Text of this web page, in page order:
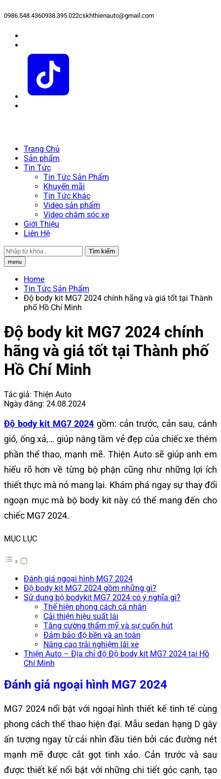
0986.548.4360938.395.022cskhthienauto@gmail.com
Trang Chủ
Sản phẩm
Tin Tức
Tin Tức Sản Phẩm
Khuyến mãi
Tin Tức Khác
Video sản phẩm
Video chăm sóc xe
Giới Thiệu
Liên Hệ
Tìm kiếm
menu
Home
Tin Tức Sản Phẩm
Độ body kit MG7 2024 chính hãng và giá tốt tại Thành
phố Hồ Chí Minh
Độ body kit MG7 2024 chính
hãng và giá tốt tại Thành phố
Hồ Chí Minh
Tác giả: Thiện Auto
Ngày đăng: 24.08.2024
Độ body kit MG7 2024 gồm: cản trước, cản sau, cánh
gió, ống xả,… giúp nâng tầm vẻ đẹp của chiếc xe thêm
phần thể thao, mạnh mẽ. Thiện Auto sẽ giúp anh em
hiểu rõ hơn về từng bộ phận cũng như những lợi ích
thiết thực mà nó mang lại. Khám phá ngay sự thay đổi
ngoạn mục mà bộ body kit này có thể mang đến cho
chiếc MG7 2024.
MỤC LỤC
Đánh giá ngoại hình MG7 2024
Độ body kit MG7 2024 gồm những gì?
Sử dụng bộ bodykit MG7 2024 có ý nghĩa gì?
Thể hiện phong cách cá nhân
Cải thiện hiệu suất lái
Tăng cường thẩm mỹ và sự cuốn hút
Đảm bảo độ bền và an toàn
Nâng cao trải nghiệm lái xe
Thiện Auto – Địa chỉ độ Độ body kit MG7 2024 tại Hồ
Chí Minh
Đánh giá ngoại hình MG7 2024
MG7 2024 nổi bật với ngoại hình thiết kế tinh tế cùng
phong cách thể thao hiện đại. Mẫu sedan hạng D gây
ấn tượng ngay từ cái nhìn đầu tiên bởi các đường nét
mạnh mẽ được cắt gọt tinh xảo. Cản trước và sau
được thiết kế nổi bật với những chi tiết góc cạnh, tạo